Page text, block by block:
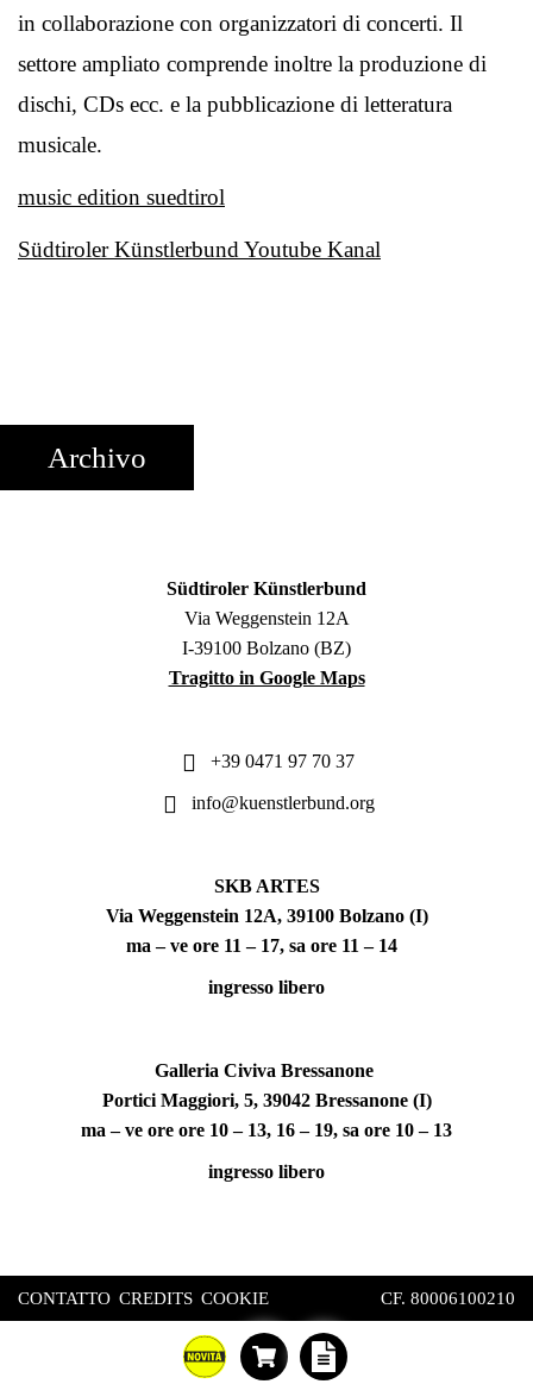
in collaborazione con organizzatori di concerti. Il
settore ampliato comprende inoltre la produzione di
dischi, CDs ecc. e la pubblicazione di letteratura
musicale.
music edition suedtirol
Südtiroler Künstlerbund Youtube Kanal
Archivo
Südtiroler Künstlerbund
Via Weggenstein 12A
I-39100 Bolzano (BZ)
Tragitto in Google Maps
+39 0471 97 70 37
info@kuenstlerbund.org
SKB ARTES
Via Weggenstein 12A, 39100 Bolzano (I)
ma – ve ore 11 – 17, sa ore 11 – 14
ingresso libero
Galleria Civiva Bressanone
Portici Maggiori, 5, 39042 Bressanone (I)
ma – ve ore ore 10 – 13, 16 – 19, sa ore 10 – 13
ingresso libero
CONTATTO CREDITS COOKIE CF. 80006100210